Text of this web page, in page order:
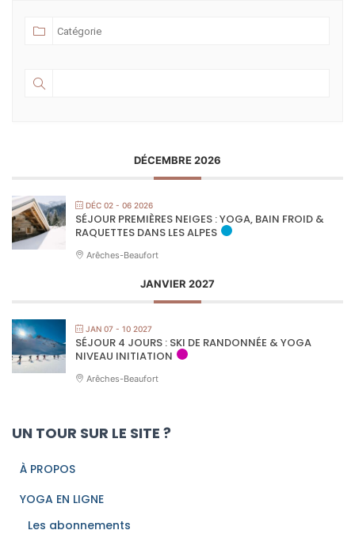
DÉCEMBRE 2026
DÉC 02 - 06 2026
SÉJOUR PREMIÈRES NEIGES : YOGA, BAIN FROID &
RAQUETTES DANS LES ALPES
Arêches-Beaufort
JANVIER 2027
JAN 07 - 10 2027
SÉJOUR 4 JOURS : SKI DE RANDONNÉE & YOGA
NIVEAU INITIATION
Arêches-Beaufort
UN TOUR SUR LE SITE ?
À PROPOS
YOGA EN LIGNE
Les abonnements